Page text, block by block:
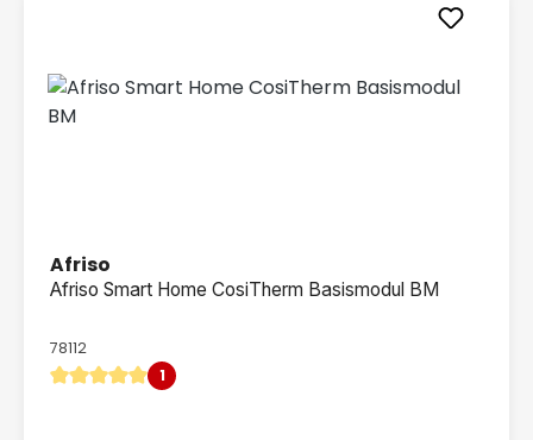
Afriso
Afriso Smart Home CosiTherm Basismodul BM
78112
Durchschnittliche Bewertung von 5 von 5 Sternen
1